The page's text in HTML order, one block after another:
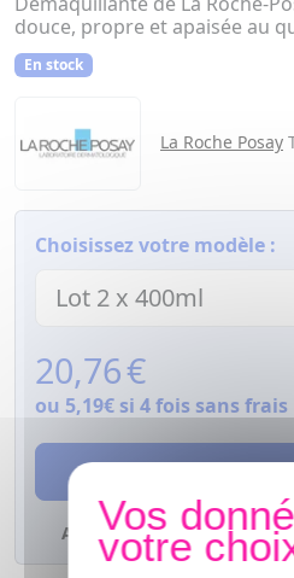
douce, propre et apaisée au
En stock
La Roche Posay
Choisissez votre modèle :
20,76€
ou 5,19€ si 4 fois sans frais
AJOUTER AU
Ajouter à mes favoris